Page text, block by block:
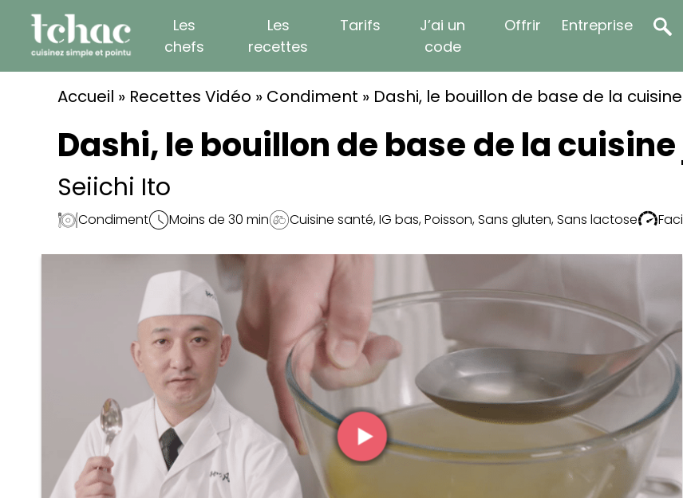
content
Les
chefs
Les
recettes
Tarifs
J’ai un
code
Offrir Entreprise
Accueil » Recettes Vidéo » Condiment » Dashi, le bouillon de base de la
Dashi, le bouillon de base de la
Seiichi Ito
Condiment Moins de 30 min Cuisine santé,IG bas,Poisson,Sans gluten,Sans lactose